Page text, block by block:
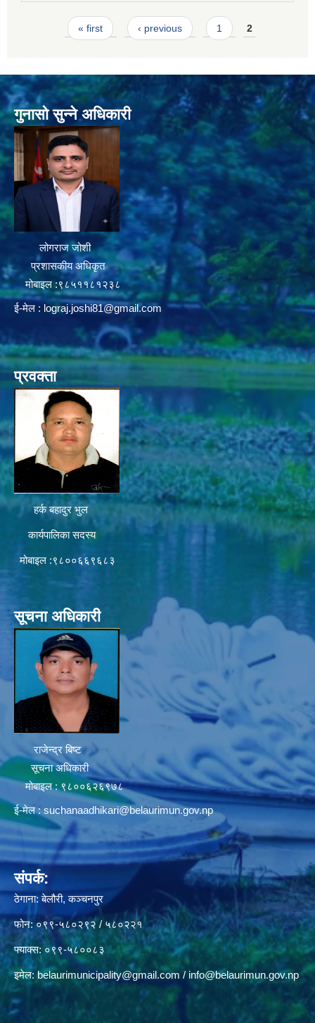
Pages« first ‹ previous 1 2
गुनासो सुन्ने अधिकारी
लोगराज जोशी
प्रशासकीय अधिकृत
मोबाइल :९८५११८१२३८
ई-मेल : lograj.joshi81@gmail.com
प्रवक्ता
हर्क बहादुर भुल
कार्यपालिका सदस्य
मोबाइल :९८००६६९६८३
सूचना अधिकारी
राजेन्द्र बिष्ट
सूचना अधिकारी
मोबाइल : ९८००६२६९७८
ई-मेल : suchanaadhikari@belaurimun.gov.np
संपर्क:
ठेगाना: बेलौरी, कञ्चनपुर
फोन: ०९९-५८०२९२ / ५८०२२१
फ्याक्स: ०९९-५८००८३
इमेल:belaurimunicipality@gmail.com / info@belaurimun.gov.np